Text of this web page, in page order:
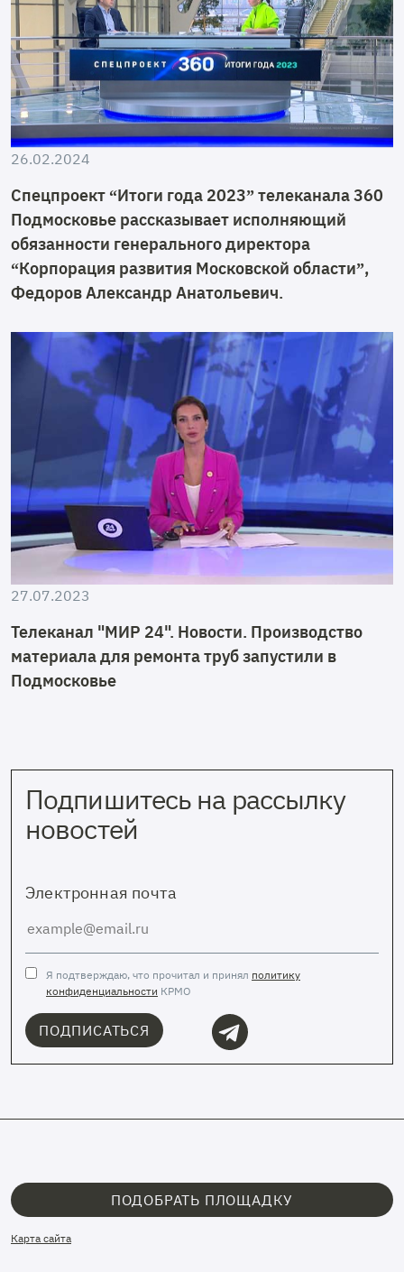
26.02.2024
Спецпроект “Итоги года 2023” телеканала 360
Подмосковье рассказывает исполняющий
обязанности генерального директора
“Корпорация развития Московской области”,
Федоров Александр Анатольевич.
27.07.2023
Телеканал "МИР 24". Новости. Производство
материала для ремонта труб запустили в
Подмосковье
Подпишитесь на рассылку
новостей
Электронная почта
Я подтверждаю, что прочитал и принял политику
конфиденциальности КРМО
ПОДПИСАТЬСЯ
ПОДОБРАТЬ ПЛОЩАДКУ
Карта сайта